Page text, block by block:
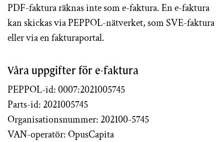
PDF-faktura räknas inte som e-faktura. En e-faktura
kan skickas via PEPPOL-nätverket, som SVE-faktura
eller via en fakturaportal.
Våra uppgifter för e-faktura
PEPPOL-id:0007:2021005745
Parts-id: 2021005745
Organisationsnummer: 202100-5745
VAN-operatör:OpusCapita